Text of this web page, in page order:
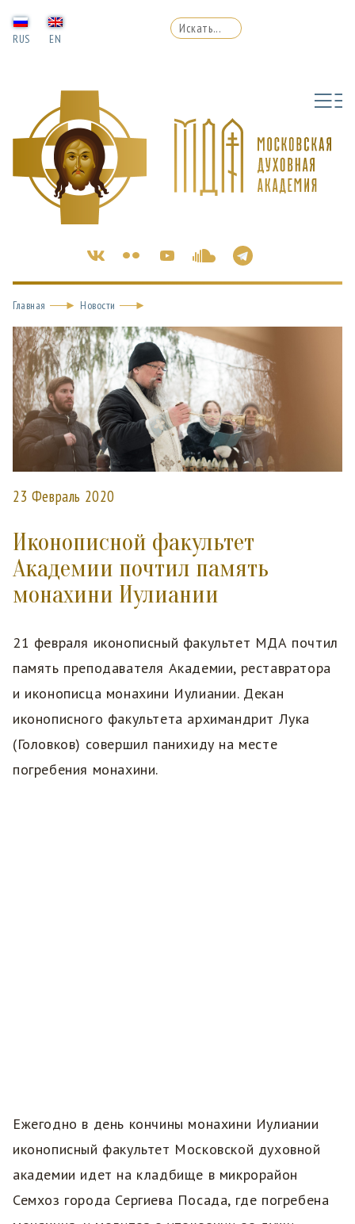
RUS EN
Главная Новости
23 Февраль 2020
Иконописной факультет
Академии почтил память
монахини Иулиании
21 февраля иконописный факультет МДА почтил
память преподавателя Академии, реставратора
и иконописца монахини Иулиании. Декан
иконописного факультета архимандрит Лука
(Головков) совершил панихиду на месте
погребения монахини.
Ежегодно в день кончины монахини Иулиании
иконописный факультет Московской духовной
академии идет на кладбище в микрорайон
Семхоз города Сергиева Посада, где погребена